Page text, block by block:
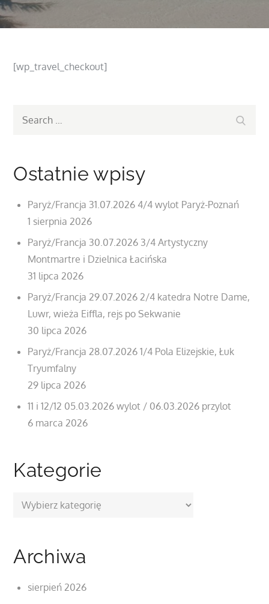
[wp_travel_checkout]
Ostatnie wpisy
Paryż/Francja 31.07.2026 4/4 wylot Paryż-Poznań
1 sierpnia 2026
Paryż/Francja 30.07.2026 3/4 Artystyczny
Montmartre i Dzielnica Łacińska
31 lipca 2026
Paryż/Francja 29.07.2026 2/4 katedra Notre Dame,
Luwr, wieża Eiffla, rejs po Sekwanie
30 lipca 2026
Paryż/Francja 28.07.2026 1/4 Pola Elizejskie, Łuk
Tryumfalny
29 lipca 2026
11 i 12/12 05.03.2026 wylot / 06.03.2026 przylot
6 marca 2026
Kategorie
Kategorie
Archiwa
sierpień 2026